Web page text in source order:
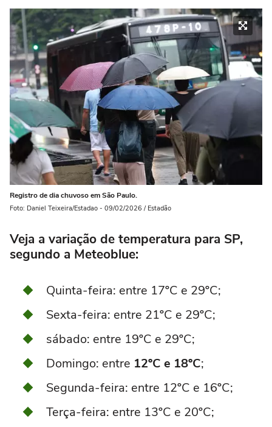
Registro de dia chuvoso em São Paulo.
Foto: Daniel Teixeira/Estadao - 09/02/2026 / Estadão
Veja a variação de temperatura para SP,
segundo a Meteoblue:
Quinta-feira: entre 17ºC e 29ºC;
Sexta-feira: entre 21ºC e 29ºC;
sábado: entre 19ºC e 29ºC;
Domingo: entre 12ºC e 18ºC;
Segunda-feira: entre 12ºC e 16ºC;
Terça-feira: entre 13ºC e 20ºC;